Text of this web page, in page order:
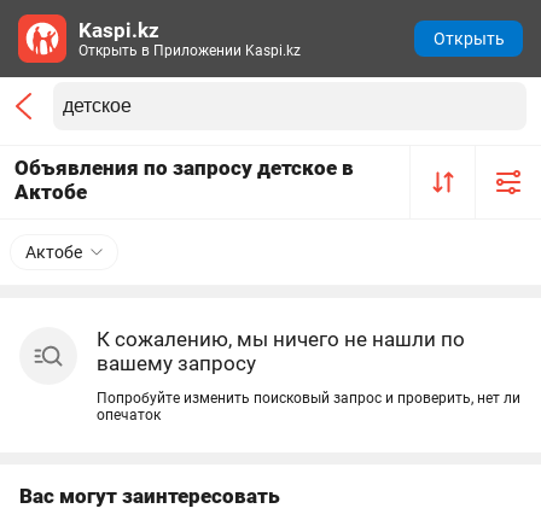
Объявления по запросу детское в
Актобе
Актобе
К сожалению, мы ничего не нашли по
вашему запросу
Попробуйте изменить поисковый запрос и проверить, нет ли
опечаток
Вас могут заинтересовать
Kaspi.kz
Открыть в Приложении Kaspi.kz
Открыть